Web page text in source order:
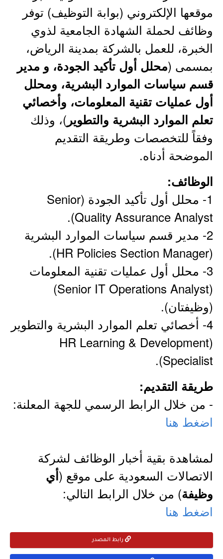
موقعها الإلكتروني (بوابة التوظيف) توفر
وظائف لحملة الشهادة الجامعية لذوي
الخبرة، للعمل بالشركة بمدينة الرياض،
بمسمى (محلل أول تأكيد الجودة، و مدير
قسم سياسات الموارد البشرية، ومحلل
أول عمليات تقنية المعلومات، وأخصائي
تعلم الموارد البشرية والتطوير )، وذلك
وفقاً للتخصصات وطريقة التقديم
الموضحة أدناه.
الوظائف:
1- محلل أول تأكيد الجودة (Senior
Quality Assurance Analyst).
2- مدير قسم سياسات الموارد البشرية
(HR Policies Section Manager).
3- محلل أول عمليات تقنية المعلومات
(Senior IT Operations Analyst)
(وظيفتان).
4- أخصائي تعلم الموارد البشرية والتطوير
(HR Learning & Development
Specialist).
طريقة التقديم:
- من خلال الرابط الرسمي للجهة المعلنة:
اضغط هنا
لمشاهدة بقية أخبار الوظائف لشركة
الاتصالات السعودية على موقع (أي
وظيفة) من خلال الرابط التالي:
اضغط هنا
رابط المصدر